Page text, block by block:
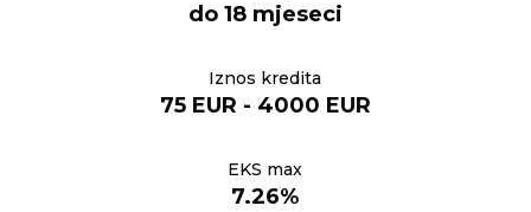
do 18 mjeseci
Iznos kredita
75 EUR - 4000 EUR
EKS max
7.26%